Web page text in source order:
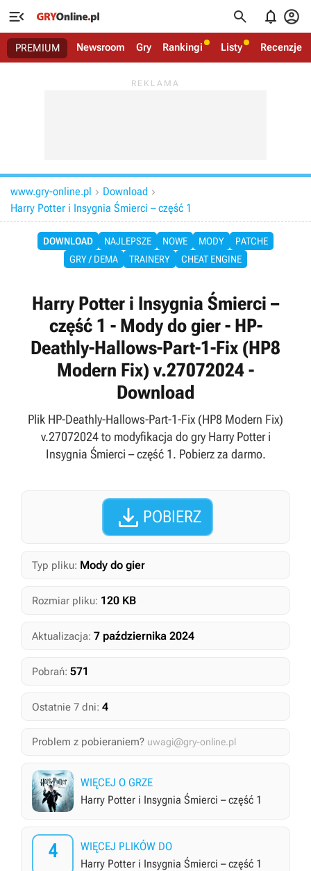
   
PREMIUM Newsroom Gry Rankingi Listy Recenzje
www.gry-online.pl  Download 
Harry Potter i Insygnia Śmierci – część 1
DOWNLOAD NAJLEPSZE NOWE MODY
PATCHE
GRY / DEMA
TRAINERY CHEAT ENGINE
Harry Potter i Insygnia Śmierci –
część 1 - Mody do gier - HP-
Deathly-Hallows-Part-1-Fix (HP8
Modern Fix) v.27072024 -
Download
Plik HP-Deathly-Hallows-Part-1-Fix (HP8 Modern Fix)
v.27072024 to modyfikacja do gry Harry Potter i
Insygnia Śmierci – część 1. Pobierz za darmo.
 POBIERZ
Typ pliku: Mody do gier
Rozmiar pliku: 120 KB
Aktualizacja: 7 października 2024
Pobrań: 571
Ostatnie 7 dni: 4
Problem z pobieraniem? uwagi@gry-online.pl
WIĘCEJ O GRZE
Harry Potter i Insygnia Śmierci – część 1
4
WIĘCEJ PLIKÓW DO
Harry Potter i Insygnia Śmierci – część 1